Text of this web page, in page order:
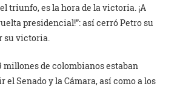
triunfo, es la hora de la victoria. ¡A
presidencial!”: así cerró Petro su
su victoria.
millones de colombianos estaban
Senado y la Cámara, así como a los